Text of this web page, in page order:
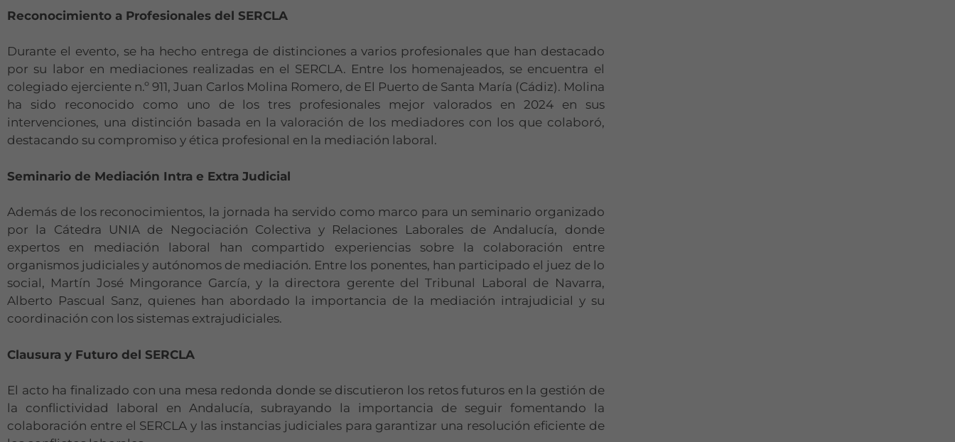
Reconocimiento a Profesionales del SERCLA
Durante el evento, se ha hecho entrega de distinciones a varios profesionales que han destacado
por su labor en mediaciones realizadas en el SERCLA. Entre los homenajeados, se encuentra el
colegiado ejerciente n.º 911, Juan Carlos Molina Romero, de El Puerto de Santa María (Cádiz). Molina
ha sido reconocido como uno de los tres profesionales mejor valorados en 2024 en sus
intervenciones, una distinción basada en la valoración de los mediadores con los que colaboró,
destacando su compromiso y ética profesional en la mediación laboral.
Seminario de Mediación Intra e Extra Judicial
Además de los reconocimientos, la jornada ha servido como marco para un seminario organizado
por la Cátedra UNIA de Negociación Colectiva y Relaciones Laborales de Andalucía, donde
expertos en mediación laboral han compartido experiencias sobre la colaboración entre
organismos judiciales y autónomos de mediación. Entre los ponentes, han participado el juez de lo
social, Martín José Mingorance García, y la directora gerente del Tribunal Laboral de Navarra,
Alberto Pascual Sanz, quienes han abordado la importancia de la mediación intrajudicial y su
coordinación con los sistemas extrajudiciales.
Clausura y Futuro del SERCLA
El acto ha finalizado con una mesa redonda donde se discutieron los retos futuros en la gestión de
la conflictividad laboral en Andalucía, subrayando la importancia de seguir fomentando la
colaboración entre el SERCLA y las instancias judiciales para garantizar una resolución eficiente de